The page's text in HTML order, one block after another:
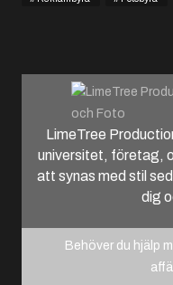
LimeTree
universitet, företag,
att synas med stil
dig
Behöver du hjälp